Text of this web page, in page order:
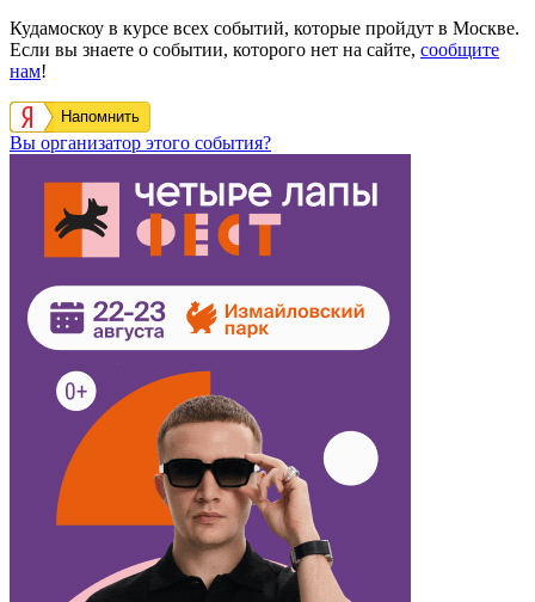
Кудамоскоу в курсе всех событий, которые пройдут в Москве.
Если вы знаете о событии, которого нет на сайте, сообщите
нам!
Напомнить
Вы организатор этого события?